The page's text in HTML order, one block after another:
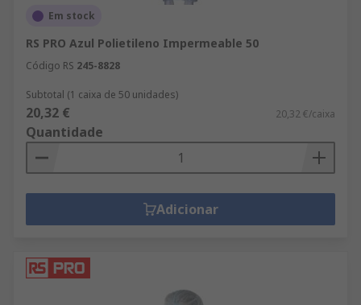
Em stock
RS PRO Azul Polietileno Impermeable 50
Código RS 245-8828
Subtotal (1 caixa de 50 unidades)
20,32 € 20,32 €/caixa
Quantidade
Adicionar